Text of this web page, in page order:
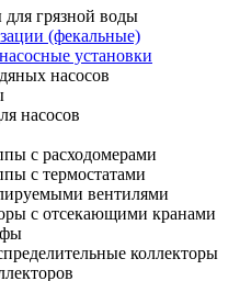
грязной воды
(фекальные)
установки
насосов
насосов
с расходомерами
с термостатами
вентилями
с отсекающими кранами
коллекторы